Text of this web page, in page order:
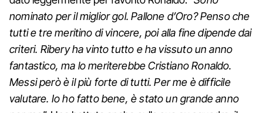
nominato per il miglior gol. Pallone d’Oro? Penso che
tutti e tre meritino di vincere, poi alla fine dipende dai
criteri. Ribery ha vinto tutto e ha vissuto un anno
fantastico, ma lo meriterebbe Cristiano Ronaldo.
Messi però è il più forte di tutti. Per me è difficile
valutare. Io ho fatto bene, è stato un grande anno